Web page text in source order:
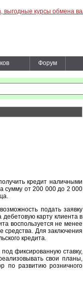
Форум
кредит наличными
сумму от 200 000 до 2 000
подать заявку
карту клиента в
воспользуется не менее
средства. Для заключения
кредита.
фиксированную ставку,
свои планы,
по развитию розничного